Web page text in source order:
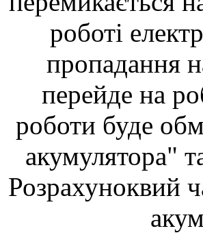
роботі
пропадання
перейде на
роботи буде
акумулятора"
Розрахуноквий